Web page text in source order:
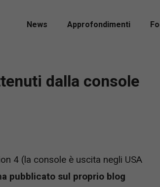
News Approfondimenti
dalla console
4 (la console è uscita negli USA
pubblicato sul proprio blog